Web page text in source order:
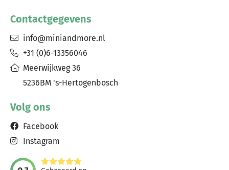
Contactgegevens
info@miniandmore.nl
+31 (0)6-13356046
Meerwijkweg 36
5236BM 's-Hertogenbosch
Volg ons
Facebook
Instagram